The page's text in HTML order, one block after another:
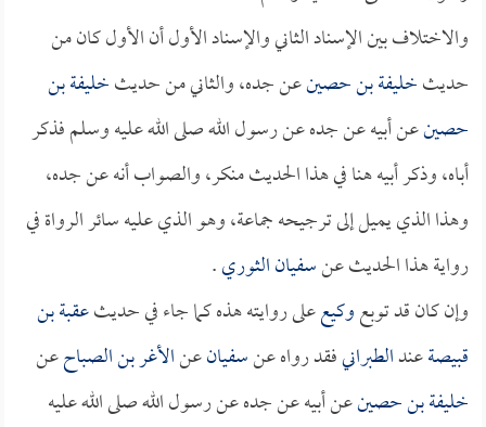
والاختلاف بين الإسناد الثاني والإسناد الأول أن الأول كان من
حديثخليفة بن حصينعن جده، والثاني من حديثخليفة بن
حصينعن أبيه عن جده عن رسول الله صلى الله عليه وسلم فذكر
أباه، وذكر أبيه هنا في هذا الحديث منكر، والصواب أنه عن جده،
وهذا الذي يميل إلى ترجيحه جماعة، وهو الذي عليه سائر الرواة في
رواية هذا الحديث عنسفيان الثوري.
وإن كان قد توبعوكيععلى روايته هذه كما جاء في حديثعقبة بن
قبيصةعندالطبرانيفقد رواه عنسفيانعنالأغر بن الصباحعن
خليفة بن حصينعن أبيه عن جده عن رسول الله صلى الله عليه